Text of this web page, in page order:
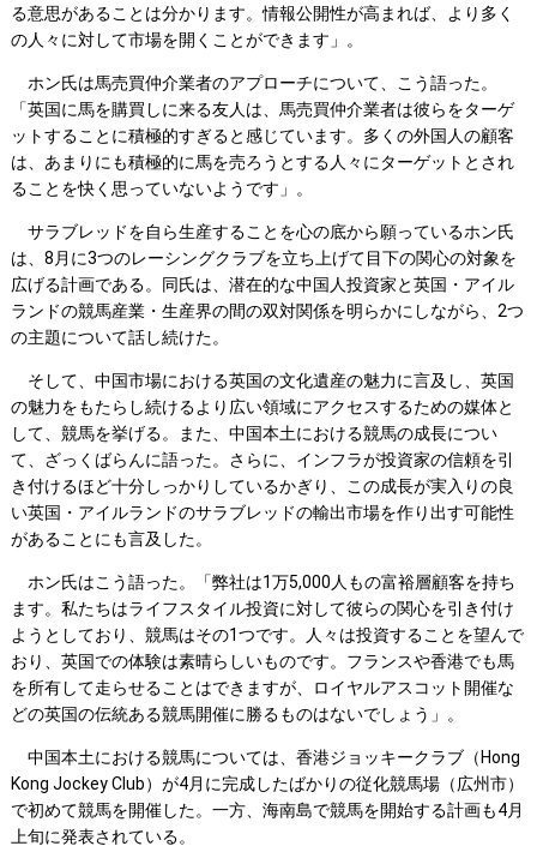
る意思があることは分かります。情報公開性が高まれば、より多く
の人々に対して市場を開くことができます」。
ホン氏は馬売買仲介業者のアプローチについて、こう語った。
「英国に馬を購買しに来る友人は、馬売買仲介業者は彼らをターゲ
ットすることに積極的すぎると感じています。多くの外国人の顧客
は、あまりにも積極的に馬を売ろうとする人々にターゲットとされ
ることを快く思っていないようです」。
サラブレッドを自ら生産することを心の底から願っているホン氏
は、8月に3つのレーシングクラブを立ち上げて目下の関心の対象を
広げる計画である。同氏は、潜在的な中国人投資家と英国・アイル
ランドの競馬産業・生産界の間の双対関係を明らかにしながら、2つ
の主題について話し続けた。
そして、中国市場における英国の文化遺産の魅力に言及し、英国
の魅力をもたらし続けるより広い領域にアクセスするための媒体と
して、競馬を挙げる。また、中国本土における競馬の成長につい
て、ざっくばらんに語った。さらに、インフラが投資家の信頼を引
き付けるほど十分しっかりしているかぎり、この成長が実入りの良
い英国・アイルランドのサラブレッドの輸出市場を作り出す可能性
があることにも言及した。
ホン氏はこう語った。「弊社は1万5,000人もの富裕層顧客を持ち
ます。私たちはライフスタイル投資に対して彼らの関心を引き付け
ようとしており、競馬はその1つです。人々は投資することを望んで
おり、英国での体験は素晴らしいものです。フランスや香港でも馬
を所有して走らせることはできますが、ロイヤルアスコット開催な
どの英国の伝統ある競馬開催に勝るものはないでしょう」。
中国本土における競馬については、香港ジョッキークラブ（Hong
Kong Jockey Club）が4月に完成したばかりの従化競馬場（広州市）
で初めて競馬を開催した。一方、海南島で競馬を開始する計画も4月
上旬に発表されている。